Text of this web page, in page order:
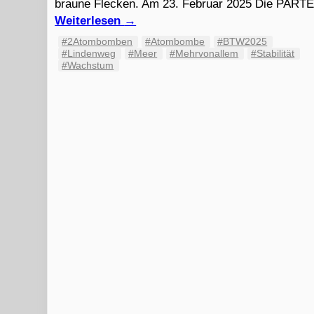
braune Flecken. Am 23. Februar 2025 Die
Weiterlesen →
#2Atombomben #Atombombe
#BTW2025
#Lindenweg
#Meer #Mehrvonallem
#Stabilität
#Wachstum